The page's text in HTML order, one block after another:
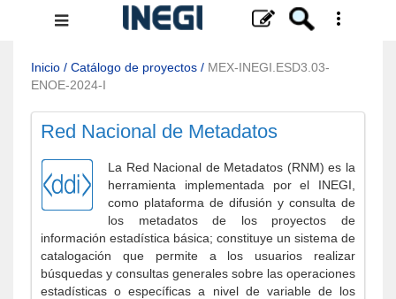
Menú
navegación
Inicio / Catálogo de proyectos / MEX-INEGI.ESD3.03-
ENOE-2024-I
Red Nacional de Metadatos
La Red Nacional de Metadatos (RNM) es la
herramienta implementada por el INEGI,
como plataforma de difusión y consulta de
los metadatos de los proyectos de
información estadística básica; constituye un sistema de
catalogación que permite a los usuarios realizar
búsquedas y consultas generales sobre las operaciones
estadísticas o específicas a nivel de variable de los